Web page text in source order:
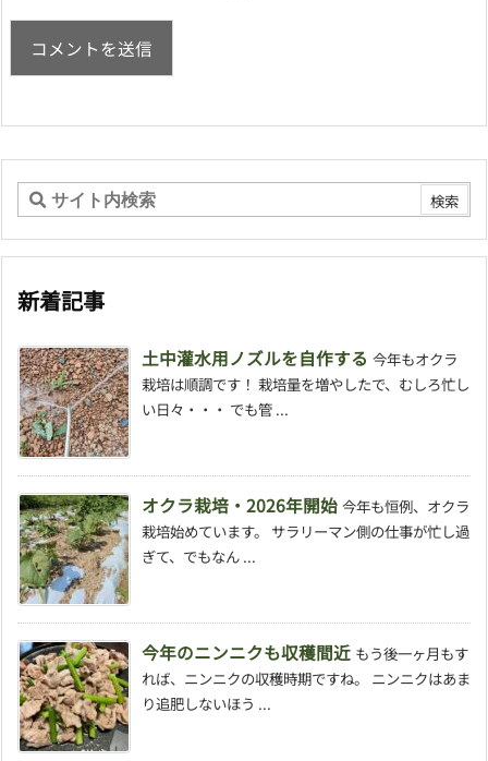
新着記事
土中灌水用ノズルを自作する 今年もオクラ
栽培は順調です！ 栽培量を増やしたで、むしろ忙し
い日々・・・ でも管 ...
オクラ栽培・2026年開始 今年も恒例、オクラ
栽培始めています。 サラリーマン側の仕事が忙し過
ぎて、でもなん ...
今年のニンニクも収穫間近 もう後一ヶ月もす
れば、ニンニクの収穫時期ですね。 ニンニクはあま
り追肥しないほう ...